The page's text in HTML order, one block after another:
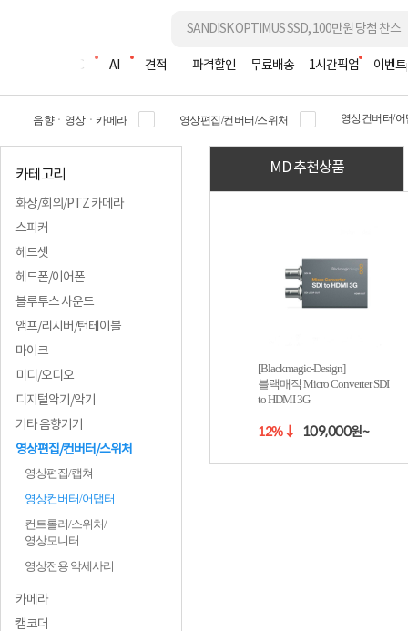
조립PC AI 견적 파격할인 무료배송 1시간픽업 이벤트
음향ㆍ영상ㆍ카메라 영상편집/컨버터/스위처 영상컨버터/어
카테고리
화상/회의/PTZ 카메라
스피커
헤드셋
헤드폰/이어폰
블루투스 사운드
앰프/리시버/턴테이블
마이크
미디/오디오
디지털악기/악기
기타 음향기기
영상편집/컨버터/스위처
영상편집/캡쳐
영상컨버터/어댑터
컨트롤러/스위처/
영상모니터
영상전용 악세사리
카메라
캠코더
MD 추천상품
[Blackmagic-Design]
블랙매직 Micro Converter SDI
to HDMI 3G
12%↓ 109,000원~